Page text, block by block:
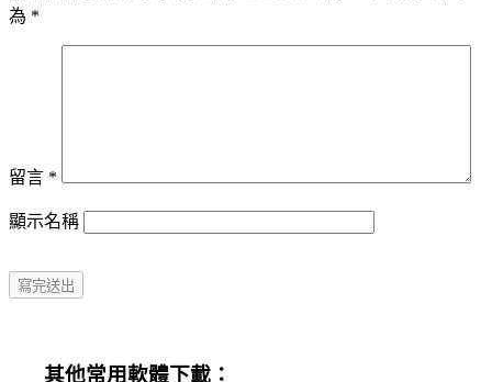
為 *
留言 *
顯示名稱
其他常用軟體下載：